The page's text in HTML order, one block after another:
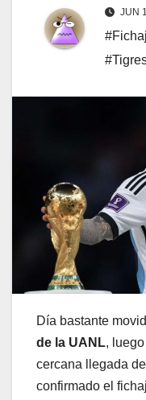
JUN
Día bastante
de la UANL,
cercana llegada de
confirmado el